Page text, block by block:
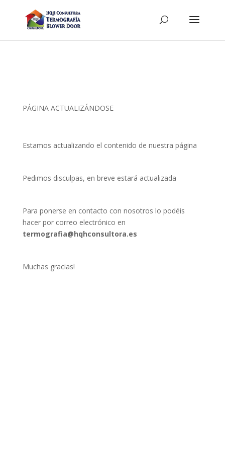
PÁGINA ACTUALIZÁNDOSE
Estamos actualizando el contenido de nuestra página
Pedimos disculpas, en breve estará actualizada
Para ponerse en contacto con nosotros lo podéis
hacer por correo electrónico en
termografia@hqhconsultora.es
Muchas gracias!